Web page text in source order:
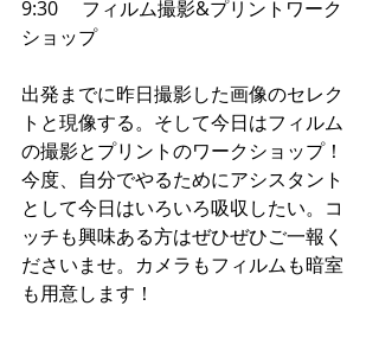
9:30     フィルム撮影&プリントワーク
ショップ
出発までに昨日撮影した画像のセレク
トと現像する。そして今日はフィルム
の撮影とプリントのワークショップ！
今度、自分でやるためにアシスタント
として今日はいろいろ吸収したい。コ
ッチも興味ある方はぜひぜひご一報く
ださいませ。カメラもフィルムも暗室
も用意します！